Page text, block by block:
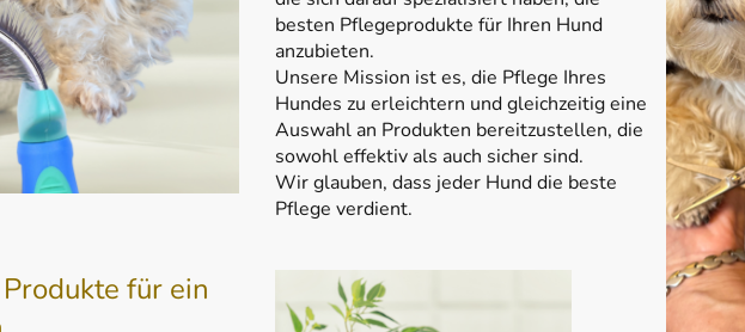
besten Pflegeprodukte für Ihren Hund
anzubieten.
Unsere Mission ist es, die Pflege Ihres
Hundes zu erleichtern und gleichzeitig eine
Auswahl an Produkten bereitzustellen, die
sowohl effektiv als auch sicher sind.
Wir glauben, dass jeder Hund die beste
Pflege verdient.
für ein